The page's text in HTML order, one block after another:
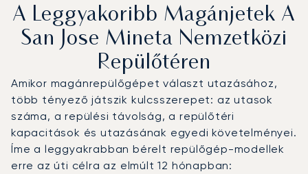
A Leggyakoribb Magánjetek A
San Jose Mineta Nemzetközi
Repülőtéren
Amikor magánrepülőgépet választ utazásához,
több tényező játszik kulcsszerepet: az utasok
száma, a repülési távolság, a repülőtéri
kapacitások és utazásának egyedi követelményei.
Íme a leggyakrabban bérelt repülőgép-modellek
erre az úti célra az elmúlt 12 hónapban: